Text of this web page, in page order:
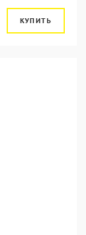
КУПИТЬ